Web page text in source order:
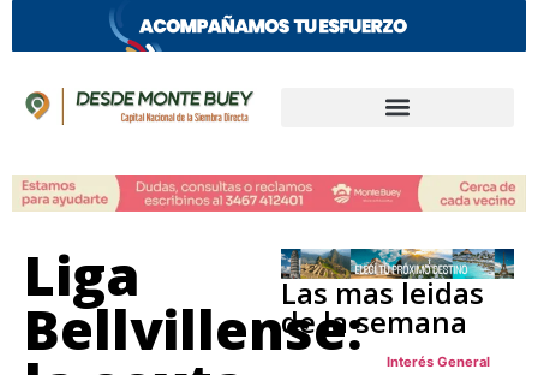
Liga
Bellvillense:Las mas leidas
de la semana